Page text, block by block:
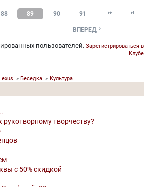
88 89 90 91  
ВПЕРЕД 
пользователей. Зарегистрироваться в
Клубе
» Беседка » Культура
рукотворному творчеству?
с 50% скидкой